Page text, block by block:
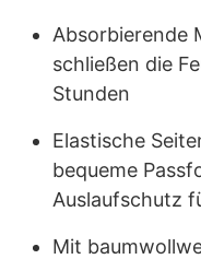
Absorbierende
schließen die
Stunden
Elastische
bequeme
Auslaufschutz
Mit